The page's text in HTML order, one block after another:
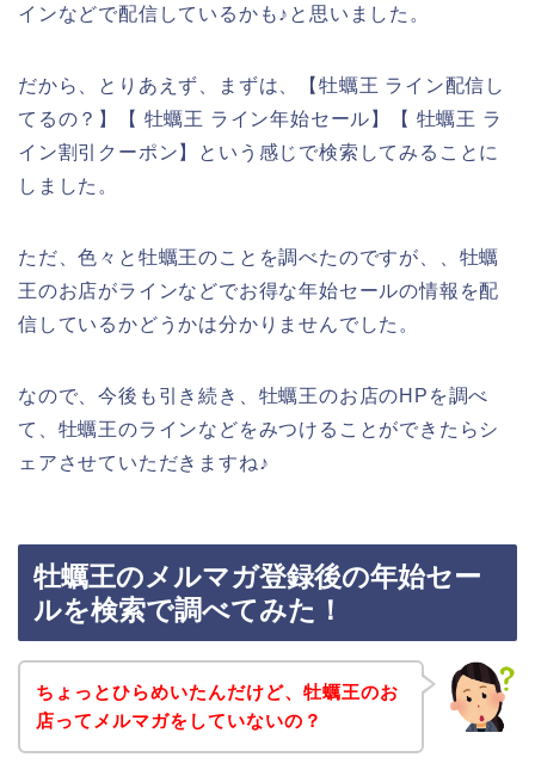
インなどで配信しているかも♪と思いました。
だから、とりあえず、まずは、【牡蠣王 ライン配信し
てるの？】【 牡蠣王 ライン年始セール】【 牡蠣王 ラ
イン割引クーポン】という感じで検索してみることに
しました。
ただ、色々と牡蠣王のことを調べたのですが、、牡蠣
王のお店がラインなどでお得な年始セールの情報を配
信しているかどうかは分かりませんでした。
なので、今後も引き続き、牡蠣王のお店のHPを調べ
て、牡蠣王のラインなどをみつけることができたらシ
ェアさせていただきますね♪
牡蠣王のメルマガ登録後の年始セー
ルを検索で調べてみた！
ちょっとひらめいたんだけど、牡蠣王のお
店ってメルマガをしていないの？